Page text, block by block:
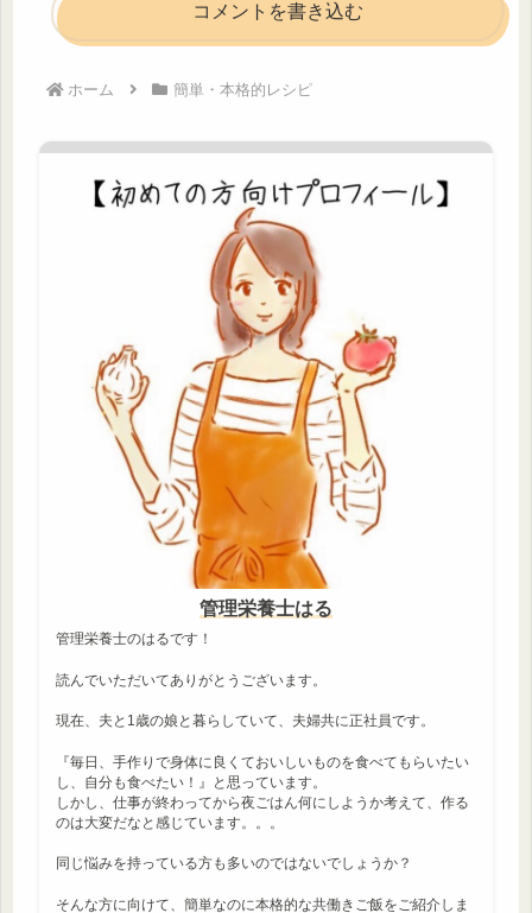
コメントを書き込む
ホーム 簡単・本格的レシピ
管理栄養士はる
管理栄養士のはるです！
読んでいただいてありがとうございます。
現在、夫と1歳の娘と暮らしていて、夫婦共に正社員です。
『毎日、手作りで身体に良くておいしいものを食べてもらいたい
し、自分も食べたい！』と思っています。
しかし、仕事が終わってから夜ごはん何にしようか考えて、作る
のは大変だなと感じています。。。
同じ悩みを持っている方も多いのではないでしょうか？
そんな方に向けて、簡単なのに本格的な共働きご飯をご紹介しま